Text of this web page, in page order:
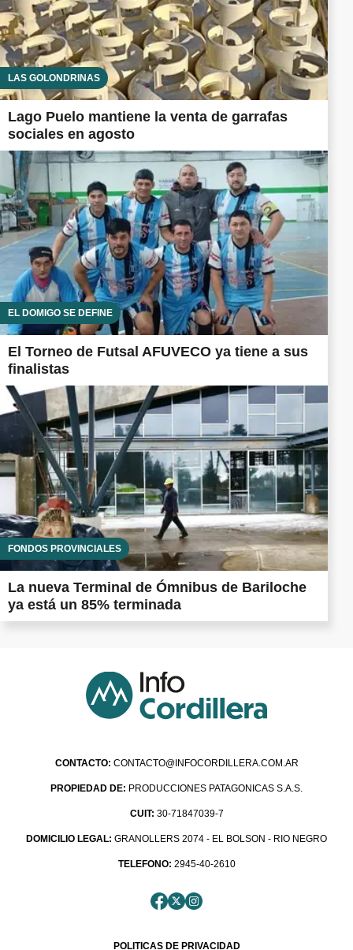
LAS GOLONDRINAS
Lago Puelo mantiene la venta de garrafas
sociales en agosto
EL DOMIGO SE DEFINE
El Torneo de Futsal AFUVECO ya tiene a sus
finalistas
FONDOS PROVINCIALES
La nueva Terminal de Ómnibus de Bariloche
ya está un 85% terminada
CONTACTO: CONTACTO@INFOCORDILLERA.COM.AR
PROPIEDAD DE: PRODUCCIONES PATAGONICAS S.A.S.
CUIT: 30-71847039-7
DOMICILIO LEGAL: GRANOLLERS 2074 - EL BOLSON - RIO NEGRO
TELEFONO: 2945-40-2610
POLITICAS DE PRIVACIDAD